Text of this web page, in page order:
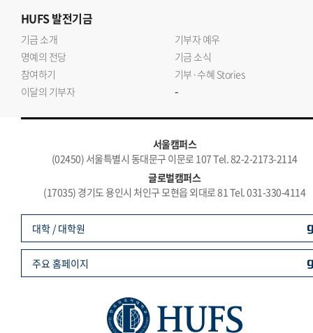
HUFS발전기금
기금 소개
기부자 예우
명예의 전당
기금 소식
참여하기
기부·수혜 Stories
이달의 기부자
-
서울캠퍼스
(02450) 서울특별시 동대문구 이문로 107 Tel. 82-2-2173-2114
글로벌캠퍼스
(17035) 경기도 용인시 처인구 모현읍 외대로 81 Tel. 031-330-4114
대학 / 대학원
주요 홈페이지